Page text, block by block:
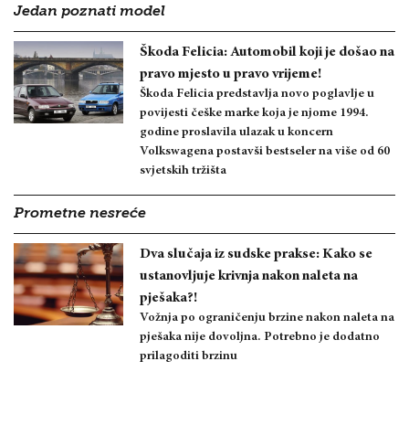
Jedan poznati model
Škoda Felicia: Automobil koji je došao na
pravo mjesto u pravo vrijeme!
Škoda Felicia predstavlja novo poglavlje u
povijesti češke marke koja je njome 1994.
godine proslavila ulazak u koncern
Volkswagena postavši bestseler na više od 60
svjetskih tržišta
Prometne nesreće
Dva slučaja iz sudske prakse: Kako se
ustanovljuje krivnja nakon naleta na
pješaka?!
Vožnja po ograničenju brzine nakon naleta na
pješaka nije dovoljna. Potrebno je dodatno
prilagoditi brzinu